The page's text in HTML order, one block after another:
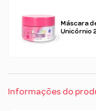
Máscara
Unicórnio
Informações do